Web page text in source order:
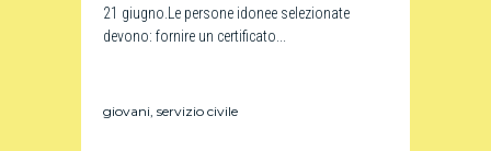
21 giugno.Le persone idonee selezionate
devono: fornire un certificato...
giovani, servizio civile